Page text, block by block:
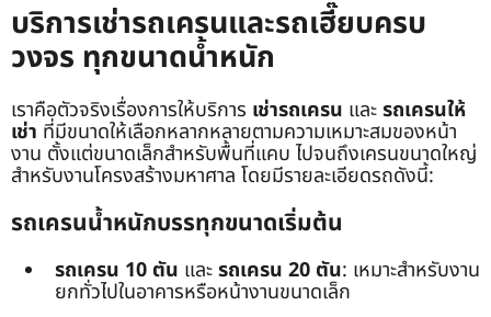
บริการเช่ารถเครนและรถเฮี๊ยบครบ
วงจร ทุกขนาดน้ำหนัก
เราคือตัวจริงเรื่องการให้บริการ เช่ารถเครน และรถเครนให้
เช่า ที่มีขนาดให้เลือกหลากหลายตามความเหมาะสมของหน้า
งาน ตั้งแต่ขนาดเล็กสำหรับพื้นที่แคบ ไปจนถึงเครนขนาดใหญ่
สำหรับงานโครงสร้างมหาศาล โดยมีรายละเอียดรถดังนี้:
รถเครนน้ำหนักบรรทุกขนาดเริ่มต้น
รถเครน 10 ตัน และรถเครน 20 ตัน: เหมาะสำหรับงาน
ยกทั่วไปในอาคารหรือหน้างานขนาดเล็ก